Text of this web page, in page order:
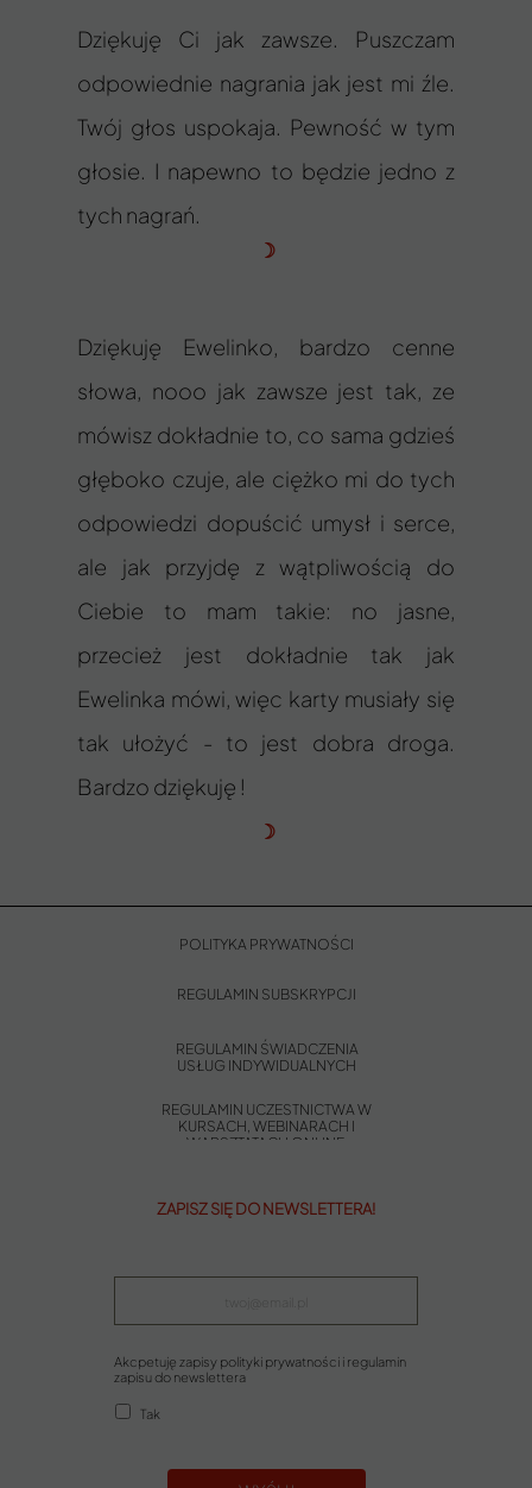
Dziękuję Ewelinko, bardzo cenne
słowa, nooo jak zawsze jest tak, ze
mówisz dokładnie to, co sama gdzieś
głęboko czuje, ale ciężko mi do tych
odpowiedzi dopuścić umysł i serce,
ale jak przyjdę z wątpliwością do
Ciebie to mam takie: no jasne,
przecież jest dokładnie tak jak
Ewelinka mówi, więc karty musiały się
tak ułożyć - to jest dobra droga.
Bardzo dziękuję !
☽
Dziękuję Ci jak zawsze. Puszczam
odpowiednie nagrania jak jest mi źle.
Twój głos uspokaja. Pewność w tym
głosie. I napewno to będzie jedno z
tych nagrań.
☽
Akcpetuję zapisy polityki prywatności i regulamin
zapisu do newslettera
Tak
ZAPISZ SIĘ DO NEWSLETTERA!
REGULAMIN UCZESTNICTWA W
KURSACH, WEBINARACH I
WARSZTATACH ONLINE
REGULAMIN ŚWIADCZENIA
USŁUG INDYWIDUALNYCH
REGULAMIN SUBSKRYPCJI
POLITYKA PRYWATNOŚCI